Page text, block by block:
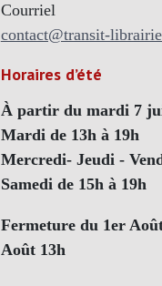
Courriel
contact@transit-
Horaires d’été
À partir du mardi 7
Mardi de 13h à 19h
Mercredi- Jeudi -
Samedi de 15h à 19h
Fermeture du 1er
Août 13h